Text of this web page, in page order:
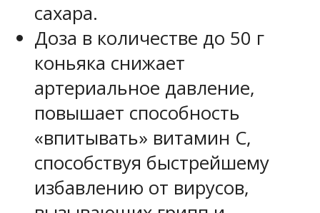
сахара.
Доза в количестве до 50 г
коньяка снижает
артериальное давление,
повышает способность
«впитывать» витамин С,
способствуя быстрейшему
избавлению от вирусов,